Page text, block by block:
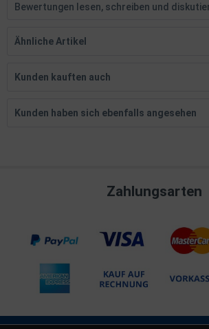
Bewertungen lesen, schreiben und
Ähnliche Artikel
Kunden kauften auch
Kunden haben sich ebenfalls angesehen
Zahlungsarten